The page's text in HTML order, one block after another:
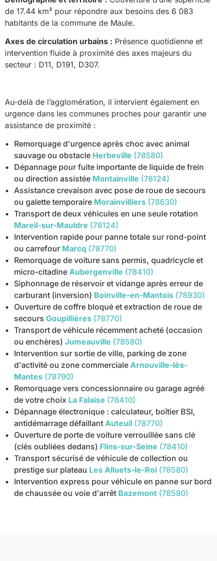
de 17.44 km² pour répondre aux besoins des 6 083
habitants de la commune de Maule.
Axes de circulation urbains : Présence quotidienne et
intervention fluide à proximité des axes majeurs du
secteur : D11, D191, D307.
Au-delà de l’agglomération, il intervient également en
urgence dans les communes proches pour garantir une
assistance de proximité :
Remorquage d'urgence après choc avec animal
sauvage ou obstacle Herbeville (78580)
Dépannage pour fuite importante de liquide de frein
ou direction assistée Montainville (78124)
Assistance crevaison avec pose de roue de secours
ou galette temporaire Morainvilliers (78630)
Transport de deux véhicules en une seule rotation
Mareil-sur-Mauldre (78124)
Intervention rapide pour panne totale sur rond-point
ou carrefour Marcq (78770)
Remorquage de voiture sans permis, quadricycle et
micro-citadine Aubergenville (78410)
Siphonnage de réservoir et vidange après erreur de
carburant (inversion) Boinville-en-Mantois (78930)
Ouverture de coffre bloqué et extraction de roue de
secours Goupillières (78770)
Transport de véhicule récemment acheté (occasion
ou enchères) Jumeauville (78580)
Intervention sur sortie de ville, parking de zone
d'activité ou zone commerciale Arnouville-lès-
Mantes (78790)
Remorquage vers concessionnaire ou garage agréé
de votre choix La Falaise (78410)
Dépannage électronique : calculateur, boîtier BSI,
antidémarrage défaillant Auteuil (78770)
Ouverture de porte de voiture verrouillée sans clé
(clés oubliées dedans) Flins-sur-Seine (78410)
Transport sécurisé de véhicule de collection ou
prestige sur plateau Les Alluets-le-Roi (78580)
Intervention express pour véhicule en panne sur bord
de chaussée ou voie d'arrêt Bazemont (78580)